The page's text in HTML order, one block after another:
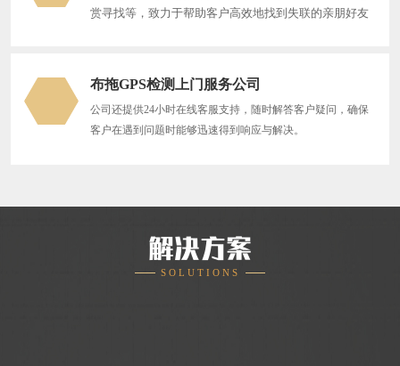
赏寻找等，致力于帮助客户高效地找到失联的亲朋好友‌
布拖GPS检测上门服务公司
公司还提供24小时在线客服支持，随时解答客户疑问，确保
客户在遇到问题时能够迅速得到响应与解决。
解决方案
SOLUTIONS